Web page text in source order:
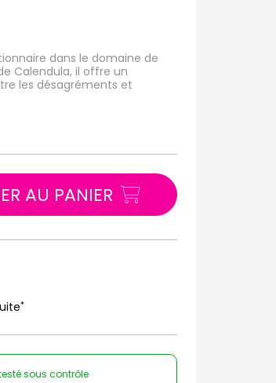
dans le domaine de
Calendula, il offre un
les désagréments et
AU PANIER
*
sous contrôle